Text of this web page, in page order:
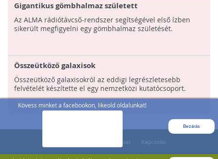
Kövess minket a facebookon, likeold oldalunkat!
Bezárás
Gigantikus gömbhalmaz született
Az ALMA rádiótávcső-rendszer segítségével első ízben
sikerült megfigyelni egy gömbhalmaz születését.
Összeütköző galaxisok
Összeütköző galaxisokról az eddigi legrészletesebb
felvételét készítette el egy nemzetközi kutatócsoport.